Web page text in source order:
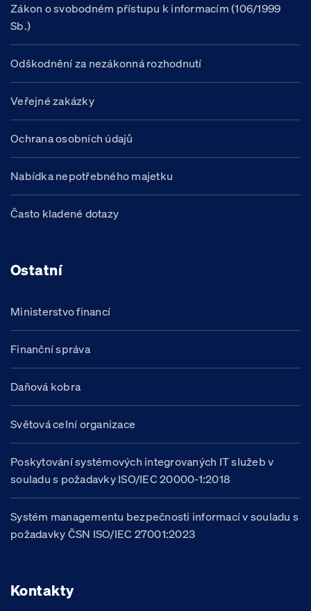
Zákon o svobodném přístupu k informacím (106/1999
Sb.)
Odškodnění za nezákonná rozhodnutí
Veřejné zakázky
Ochrana osobních údajů
Nabídka nepotřebného majetku
Často kladené dotazy
Ostatní
Ministerstvo financí
Finanční správa
Daňová kobra
Světová celní organizace
Poskytování systémových integrovaných IT služeb v
souladu s požadavky ISO/IEC 20000-1:2018
Systém managementu bezpečnosti informací v souladu s
požadavky ČSN ISO/IEC 27001:2023
Kontakty